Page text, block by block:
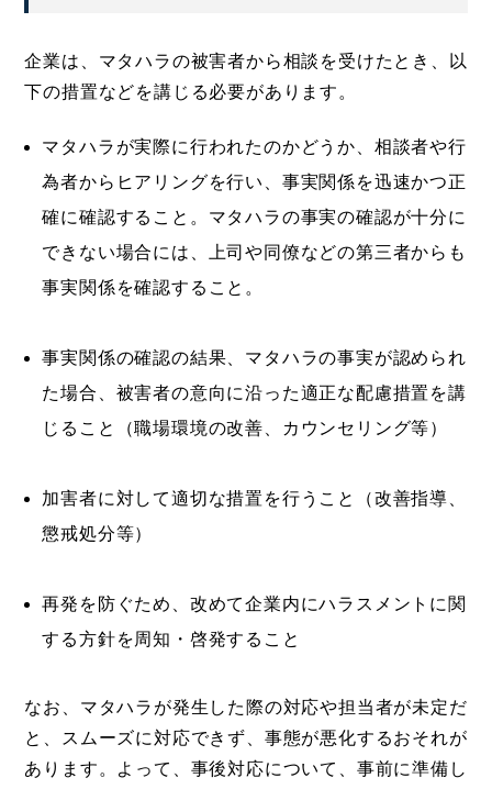
企業は、マタハラの被害者から相談を受けたとき、以
下の措置などを講じる必要があります。
マタハラが実際に行われたのかどうか、相談者や行
為者からヒアリングを行い、事実関係を迅速かつ正
確に確認すること。マタハラの事実の確認が十分に
できない場合には、上司や同僚などの第三者からも
事実関係を確認すること。
事実関係の確認の結果、マタハラの事実が認められ
た場合、被害者の意向に沿った適正な配慮措置を講
じること（職場環境の改善、カウンセリング等）
加害者に対して適切な措置を行うこと（改善指導、
懲戒処分等）
再発を防ぐため、改めて企業内にハラスメントに関
する方針を周知・啓発すること
なお、マタハラが発生した際の対応や担当者が未定だ
と、スムーズに対応できず、事態が悪化するおそれが
あります。よって、事後対応について、事前に準備し